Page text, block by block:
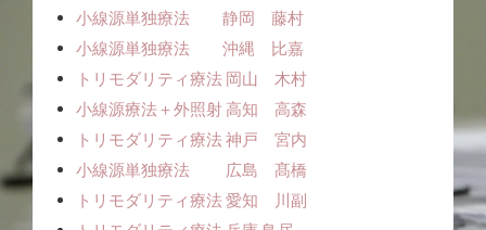
小線源単独療法 静岡 藤村
小線源単独療法 沖縄 比嘉
トリモダリティ療法 岡山 木村
小線源療法＋外照射 高知 高森
トリモダリティ療法 神戸 宮内
小線源単独療法 広島 髙橋
トリモダリティ療法 愛知 川副